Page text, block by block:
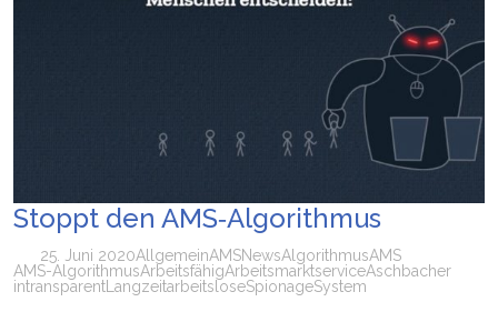
Stoppt den AMS‑Algorithmus
25. Juni 2020AllgemeinAMSNewsAlgorithmusAMS
AMS-AlgorithmusArbeitsfähigArbeitsmarktserviceAschbacher
intransparent LangzeitarbeitsloseSpionageSystem